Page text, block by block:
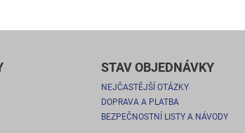
STAV OBJEDNÁVKY
NEJČASTĚJŠÍ OTÁZKY
DOPRAVA A PLATBA
BEZPEČNOSTNÍ LISTY A NÁVODY